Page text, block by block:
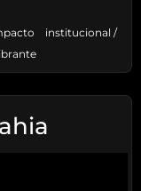
institucional /